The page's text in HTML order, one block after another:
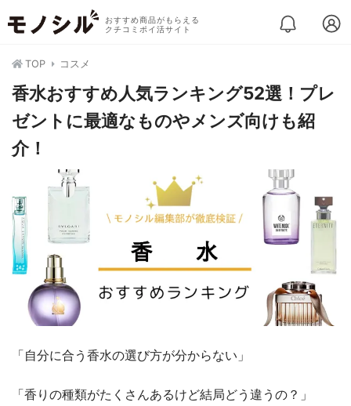
おすすめ商品がもらえる
クチコミポイ活サイト
TOP コスメ
香水おすすめ人気ランキング52選！プレ
ゼントに最適なものやメンズ向けも紹
介！
「自分に合う香水の選び方が分からない」
「香りの種類がたくさんあるけど結局どう違うの？」